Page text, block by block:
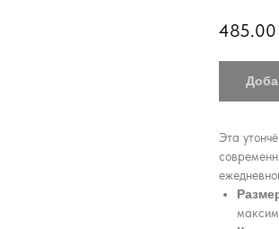
485.00
Эта